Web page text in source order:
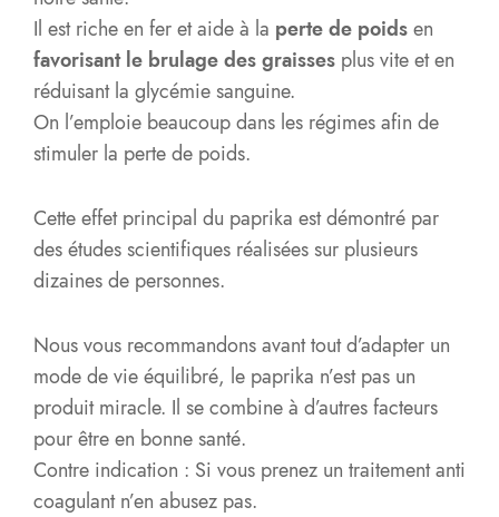
Il est riche en fer et aide à la perte de poidsen
favorisant le brulage des graisses plus vite et en
réduisant la glycémie sanguine.
On l’emploie beaucoup dans les régimes afin de
stimuler la perte de poids.
Cette effet principal du paprika est démontré par
des études scientifiques réalisées sur plusieurs
dizaines de personnes.
Nous vous recommandons avant tout d’adapter un
mode de vie équilibré, le paprika n’est pas un
produit miracle. Il se combine à d’autres facteurs
pour être en bonne santé.
Contre indication : Si vous prenez un traitement anti
coagulant n’en abusez pas.